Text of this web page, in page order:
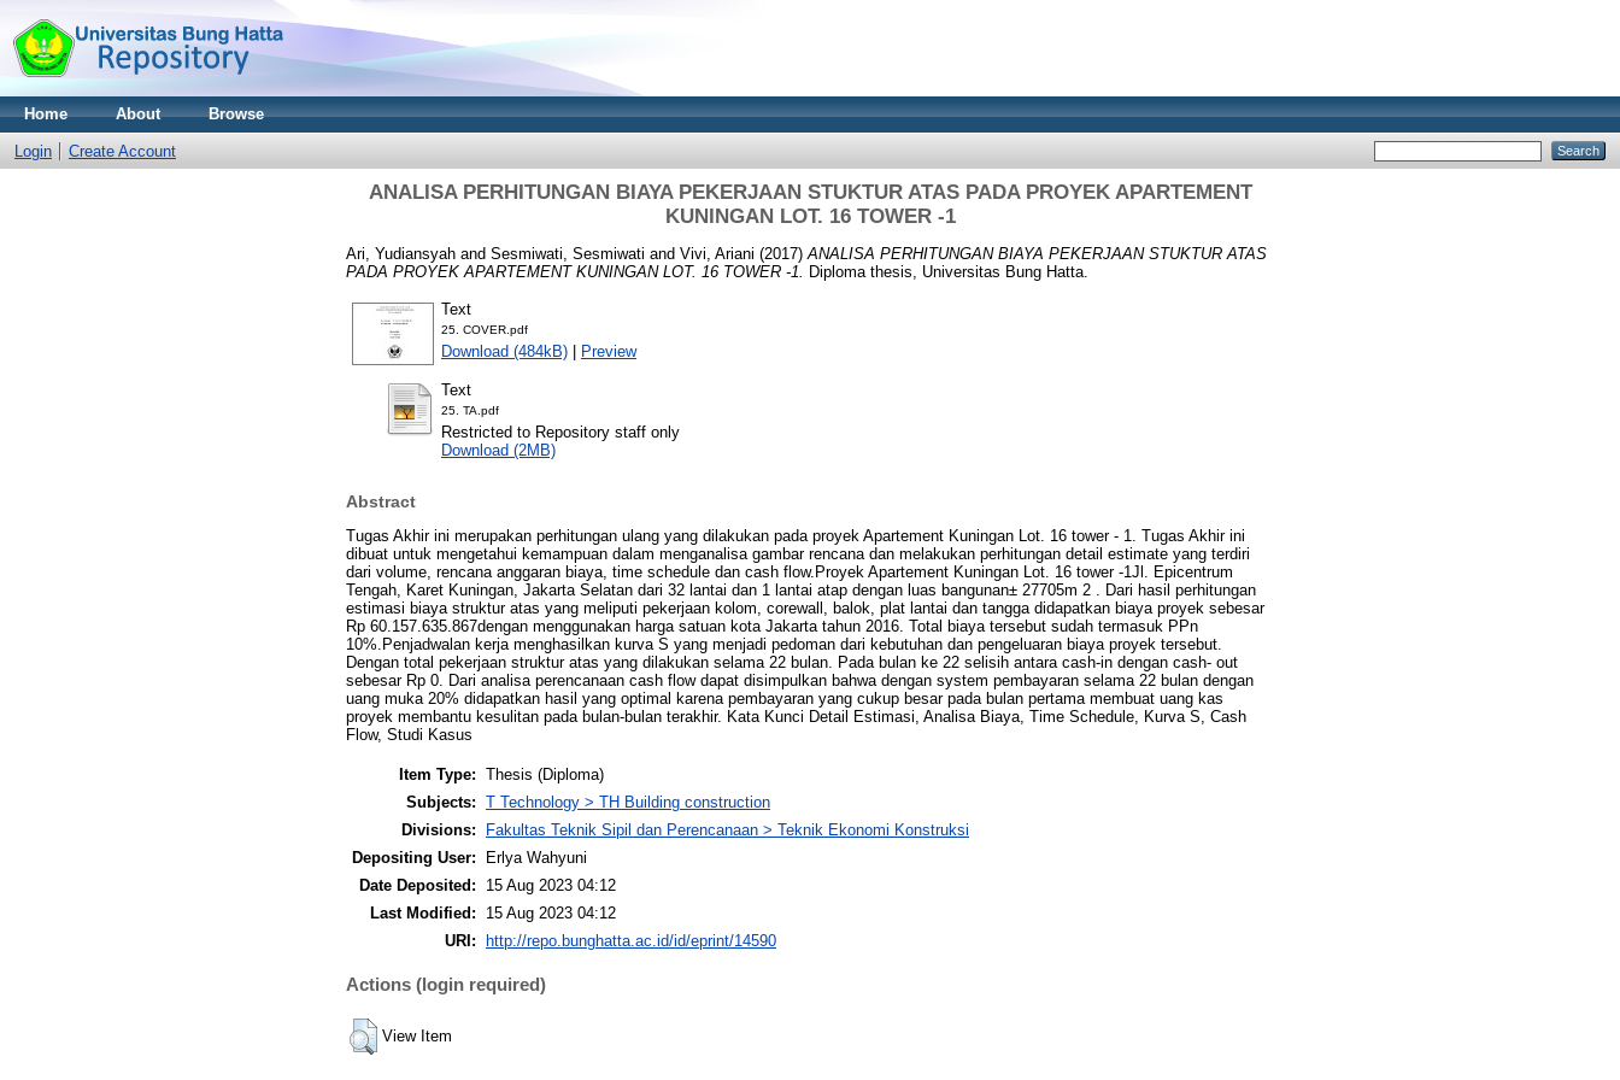
Home About Browse
Login Create Account
ANALISA PERHITUNGAN BIAYA PEKERJAAN STUKTUR ATAS PADA PROYEK APARTEMENT
KUNINGAN LOT. 16 TOWER -1
Ari, Yudiansyah and Sesmiwati, Sesmiwati and Vivi, Ariani (2017) ANALISA PERHITUNGAN BIAYA PEKERJAAN STUKTUR ATAS
PADA PROYEK APARTEMENT KUNINGAN LOT. 16 TOWER -1.
Diploma thesis, Universitas Bung Hatta.
Text
25. COVER.pdf
Download (484kB) | Preview
Text
25. TA.pdf
Restricted to Repository staff only
Download (2MB)
Abstract
Tugas Akhir ini merupakan perhitungan ulang yang dilakukan pada proyek Apartement Kuningan Lot. 16 tower - 1. Tugas Akhir ini
dibuat untuk mengetahui kemampuan dalam menganalisa gambar rencana dan melakukan perhitungan detail estimate yang terdiri
dari volume, rencana anggaran biaya, time schedule dan cash flow.Proyek Apartement Kuningan Lot. 16 tower -1Jl. Epicentrum
Tengah, Karet Kuningan, Jakarta Selatan dari 32 lantai dan 1 lantai atap dengan luas bangunan± 27705m 2 . Dari hasil perhitungan
estimasi biaya struktur atas yang meliputi pekerjaan kolom, corewall, balok, plat lantai dan tangga didapatkan biaya proyek sebesar
Rp 60.157.635.867dengan menggunakan harga satuan kota Jakarta tahun 2016. Total biaya tersebut sudah termasuk PPn
10%.Penjadwalan kerja menghasilkan kurva S yang menjadi pedoman dari kebutuhan dan pengeluaran biaya proyek tersebut.
Dengan total pekerjaan struktur atas yang dilakukan selama 22 bulan. Pada bulan ke 22 selisih antara cash-in dengan cash- out
sebesar Rp 0. Dari analisa perencanaan cash flow dapat disimpulkan bahwa dengan system pembayaran selama 22 bulan dengan
uang muka 20% didapatkan hasil yang optimal karena pembayaran yang cukup besar pada bulan pertama membuat uang kas
proyek membantu kesulitan pada bulan-bulan terakhir. Kata Kunci Detail Estimasi, Analisa Biaya, Time Schedule, Kurva S, Cash
Flow, Studi Kasus
Item Type: Thesis (Diploma)
Subjects: T Technology > TH Building construction
Divisions:
Fakultas Teknik Sipil dan Perencanaan > Teknik Ekonomi Konstruksi
Depositing User:
Erlya Wahyuni
Date Deposited:
15 Aug 2023 04:12
Last Modified:
15 Aug 2023 04:12
URI:
http://repo.bunghatta.ac.id/id/eprint/14590
Actions (login required)
View Item